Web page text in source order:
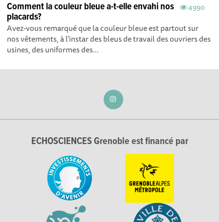
4990
Comment la couleur bleue a-t-elle envahi nos
placards?
Avez-vous remarqué que la couleur bleue est partout sur
nos vêtements, à l’instar des bleus de travail des ouvriers des
usines, des uniformes des...
ECHOSCIENCES Grenoble est financé par